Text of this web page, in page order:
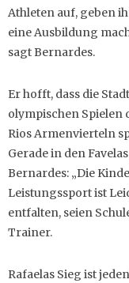
Athleten auf, geben
eine Ausbildung
sagt Bernardes.
Er hofft, dass die
olympischen Spielen
Rios Armenvierteln
Gerade in den
Bernardes: „Die
Leistungssport ist
entfalten, seien
Trainer.
Rafaelas Sieg ist